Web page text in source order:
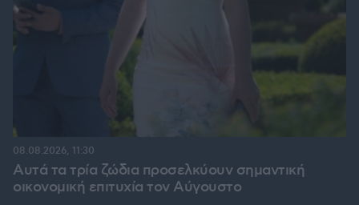
Αυτά τα τρία ζώδια προσελκύουν σημαντική
οικονομική επιτυχία τον Αύγουστο
08.08.2026, 11:30